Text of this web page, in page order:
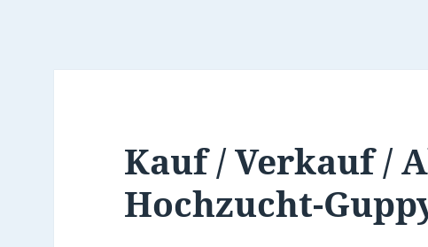
Kauf / Verkauf /
Hochzucht-